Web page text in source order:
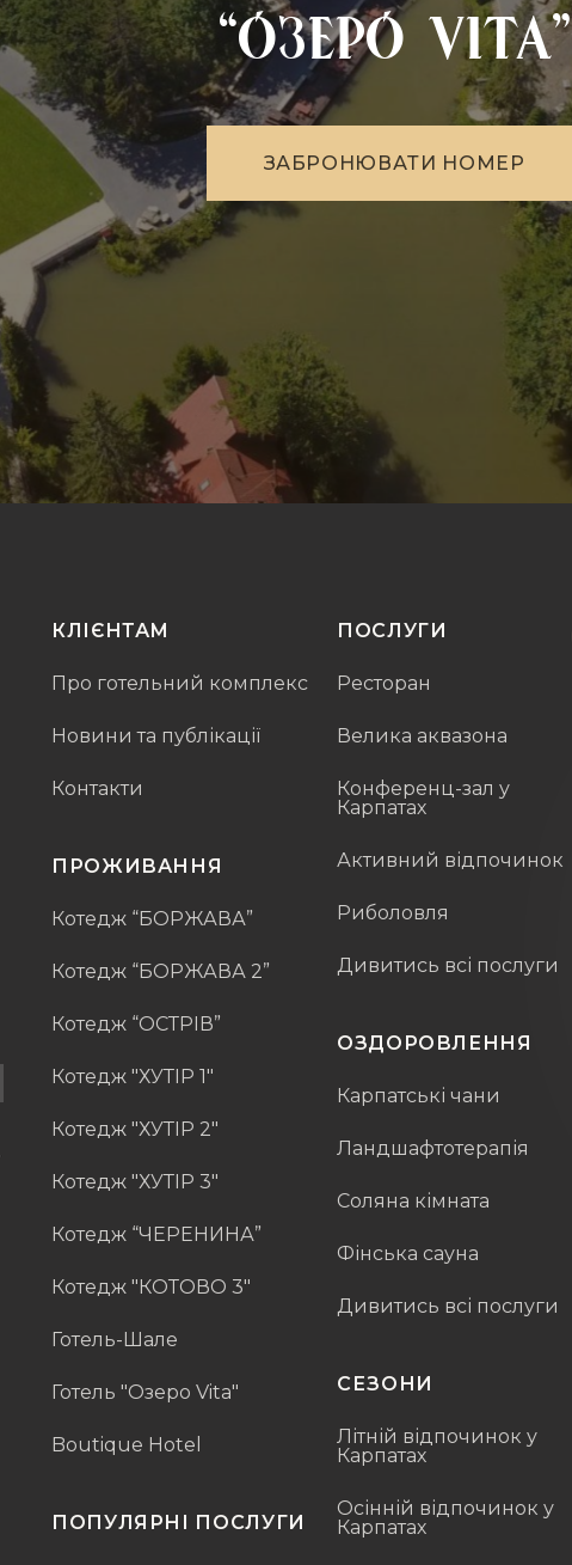
“Озеро VITA”
ЗАБРО НЮ ВАТИ НО М Е Р
КЛІЄНТАМ
Про готельний комплекс
Новини та публікації
Контакти
ПРОЖИВАННЯ
Котедж “БОРЖАВА”
Котедж “БОРЖАВА 2”
Котедж “ОСТРІВ”
Котедж "ХУТІР 1"
Котедж "ХУТІР 2"
Котедж "ХУТІР 3"
Котедж “ЧЕРЕНИНА”
Котедж "КОТОВО 3"
Готель-Шале
Готель "Озеро Vita"
Boutique Hotel
ПОПУЛЯРНІ ПОСЛУГИ
ПОСЛУГИ
Ресторан
Велика аквазона
Конференц-зал у
Карпатах
Активний відпочинок
Риболовля
Дивитись всі послуги
ОЗДОРОВЛЕННЯ
Карпатські чани
Ландшафтотерапія
Соляна кімната
Фінська сауна
Дивитись всі послуги
СЕЗОНИ
Літній відпочинок у
Карпатах
Осінній відпочинок у
Карпатах